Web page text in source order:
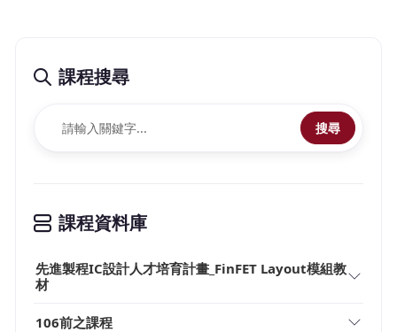
課程搜尋
搜尋
課程資料庫
先進製程IC設計人才培育計畫_FinFET Layout模組教
材
106前之課程